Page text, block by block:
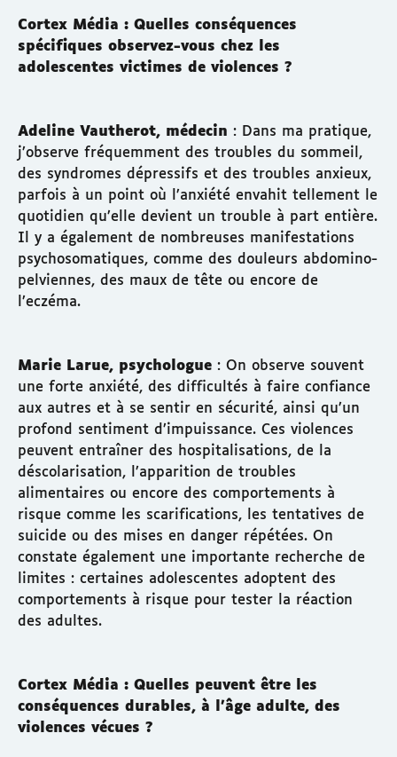
Cortex Média : Quelles conséquences
spécifiques observez-vous chez les
adolescentes victimes de violences ?
Adeline Vautherot, médecin : Dans ma pratique,
j’observe fréquemment des troubles du sommeil,
des syndromes dépressifs et des troubles anxieux,
parfois à un point où l’anxiété envahit tellement le
quotidien qu’elle devient un trouble à part entière.
Il y a également de nombreuses manifestations
psychosomatiques, comme des douleurs abdomino-
pelviennes, des maux de tête ou encore de
l’eczéma.
Marie Larue, psychologue : On observe souvent
une forte anxiété, des difficultés à faire confiance
aux autres et à se sentir en sécurité, ainsi qu’un
profond sentiment d’impuissance. Ces violences
peuvent entraîner des hospitalisations, de la
déscolarisation, l’apparition de troubles
alimentaires ou encore des comportements à
risque comme les scarifications, les tentatives de
suicide ou des mises en danger répétées. On
constate également une importante recherche de
limites : certaines adolescentes adoptent des
comportements à risque pour tester la réaction
des adultes.
Cortex Média : Quelles peuvent être les
conséquences durables, à l’âge adulte, des
violences vécues ?